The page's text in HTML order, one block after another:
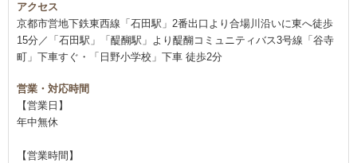
アクセス
京都市営地下鉄東西線「石田駅」2番出口より合場川沿いに東へ徒歩
15分／「石田駅」「醍醐駅」より醍醐コミュニティバス3号線「谷寺
町」下車すぐ・「日野小学校」下車 徒歩2分
営業・対応時間
【営業日】
年中無休
【営業時間】